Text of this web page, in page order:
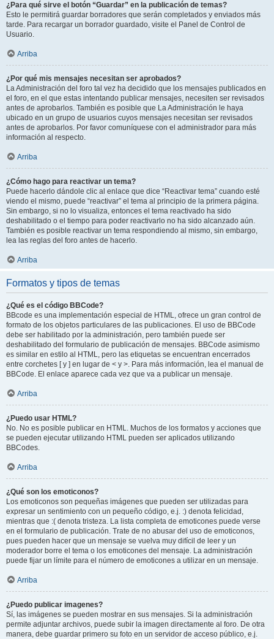
¿Para qué sirve el botón “Guardar” en la publicación de temas?
Esto le permitirá guardar borradores que serán completados y enviados más
tarde. Para recargar un borrador guardado, visite el Panel de Control de
Usuario.
Arriba
¿Por qué mis mensajes necesitan ser aprobados?
La Administración del foro tal vez ha decidido que los mensajes publicados en
el foro, en el que estas intentando publicar mensajes, necesiten ser revisados
antes de aprobarlos. También es posible que La Administración le haya
ubicado en un grupo de usuarios cuyos mensajes necesitan ser revisados
antes de aprobarlos. Por favor comuníquese con el administrador para más
información al respecto.
Arriba
¿Cómo hago para reactivar un tema?
Puede hacerlo dándole clic al enlace que dice “Reactivar tema” cuando esté
viendo el mismo, puede “reactivar” el tema al principio de la primera página.
Sin embargo, si no lo visualiza, entonces el tema reactivado ha sido
deshabilitado o el tiempo para poder reactivarlo no ha sido alcanzado aún.
También es posible reactivar un tema respondiendo al mismo, sin embargo,
lea las reglas del foro antes de hacerlo.
Arriba
Formatos y tipos de temas
¿Qué es el código BBCode?
BBcode es una implementación especial de HTML, ofrece un gran control de
formato de los objetos particulares de las publicaciones. El uso de BBCode
debe ser habilitado por la administración, pero también puede ser
deshabilitado del formulario de publicación de mensajes. BBCode asimismo
es similar en estilo al HTML, pero las etiquetas se encuentran encerrados
entre corchetes [ y ] en lugar de < y >. Para más información, lea el manual de
BBCode. El enlace aparece cada vez que va a publicar un mensaje.
Arriba
¿Puedo usar HTML?
No. No es posible publicar en HTML. Muchos de los formatos y acciones que
se pueden ejecutar utilizando HTML pueden ser aplicados utilizando
BBCodes.
Arriba
¿Qué son los emoticonos?
Los emoticonos son pequeñas imágenes que pueden ser utilizadas para
expresar un sentimiento con un pequeño código, e.j. :) denota felicidad,
mientras que :( denota tristeza. La lista completa de emoticones puede verse
en el formulario de publicación. Trate de no abusar del uso de emoticonos,
pues pueden hacer que un mensaje se vuelva muy difícil de leer y un
moderador borre el tema o los emoticones del mensaje. La administración
puede fijar un límite para el número de emoticones a utilizar en un mensaje.
Arriba
¿Puedo publicar imagenes?
Sí, las imágenes se pueden mostrar en sus mensajes. Si la administración
permite adjuntar archivos, puede subir la imagen directamente al foro. De otra
manera, debe guardar primero su foto en un servidor de acceso público, e.j.